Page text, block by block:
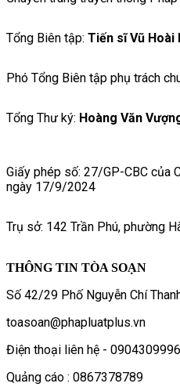
Tổng Biên tập: Tiến sĩ Vũ Hoài
Phó Tổng Biên tập phụ trách
Tổng Thư ký: Hoàng Văn
Giấy phép số: 27/GP-CBC của
ngày 17/9/2024
Trụ sở: 142 Trần Phú, phường
THÔNG TIN TÒA SOẠN
Số 42/29 Phố Nguyễn Chí
toasoan@phapluatplus.vn
Điện thoại liên hệ - 0904309996
Quảng cáo : 0867378789